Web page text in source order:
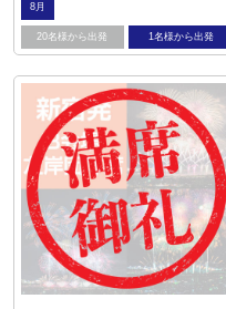
8月
20名様から出発 1名様から出発